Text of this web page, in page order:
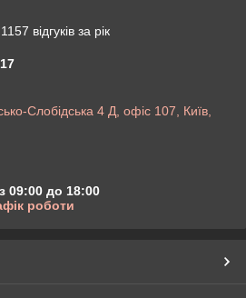
відгуків за рік
Слобідська 4 Д, офіс 107, Київ,
09:00 до 18:00
роботи